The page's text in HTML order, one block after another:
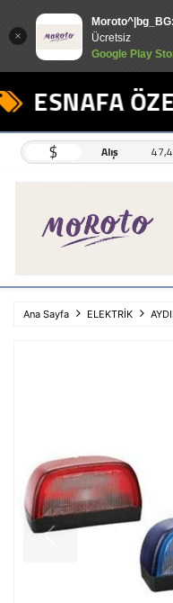
Ücretsiz
Google Play
ESNAFA
$ Alış
Ana Sayfa ELEKTRİK